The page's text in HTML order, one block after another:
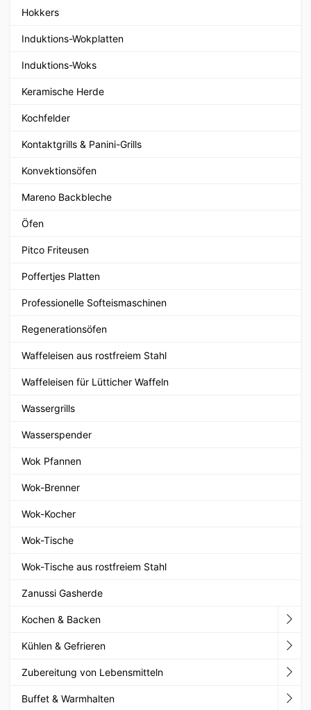
Hokkers
Induktions-Wokplatten
Induktions-Woks
Keramische Herde
Kochfelder
Kontaktgrills & Panini-Grills
Konvektionsöfen
Mareno Backbleche
Öfen
Pitco Friteusen
Poffertjes Platten
Professionelle Softeismaschinen
Regenerationsöfen
Waffeleisen aus rostfreiem Stahl
Waffeleisen für Lütticher Waffeln
Wassergrills
Wasserspender
Wok Pfannen
Wok-Brenner
Wok-Kocher
Wok-Tische
Wok-Tische aus rostfreiem Stahl
Zanussi Gasherde
Kochen & Backen
Kühlen & Gefrieren
Zubereitung von Lebensmitteln
Buffet & Warmhalten